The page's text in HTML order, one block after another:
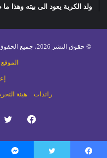
ولد الكرية يعود الى بيته وهذا
© حقوق النشر 2026، جميع الحقوق محفوظة لمجلة رائدات |
الموقع Africa24
رائدات هيئة
فيسبوك